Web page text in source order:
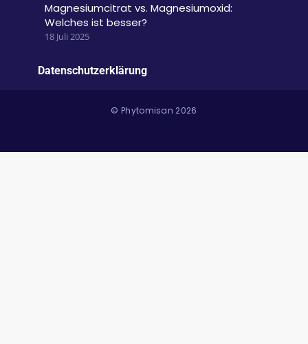
Magnesiumcitrat vs. Magnesiumoxid:
Welches ist besser?
18 Juli 2025
Datenschutzerklärung
© Phytomisan 2026